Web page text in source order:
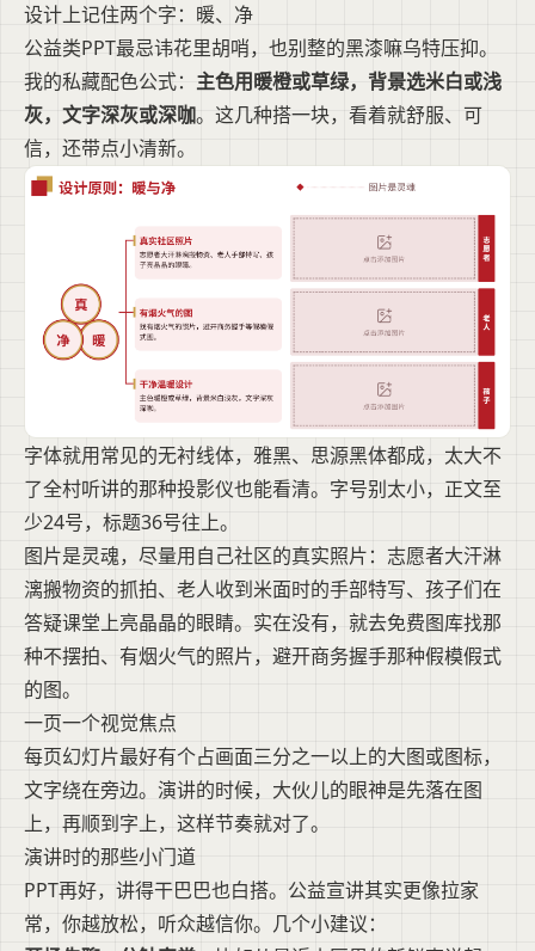
设计上记住两个字：暖、净
公益类PPT最忌讳花里胡哨，也别整的黑漆嘛乌特压抑。
我的私藏配色公式： 主色用暖橙或草绿，背景选米白或浅
灰，文字深灰或深咖。这几种搭一块，看着就舒服、可
信，还带点小清新。
字体就用常见的无衬线体，雅黑、思源黑体都成，太大不
了全村听讲的那种投影仪也能看清。字号别太小，正文至
少24号，标题36号往上。
图片是灵魂，尽量用自己社区的真实照片：志愿者大汗淋
漓搬物资的抓拍、老人收到米面时的手部特写、孩子们在
答疑课堂上亮晶晶的眼睛。实在没有，就去免费图库找那
种不摆拍、有烟火气的照片，避开商务握手那种假模假式
的图。
一页一个视觉焦点
每页幻灯片最好有个占画面三分之一以上的大图或图标，
文字绕在旁边。演讲的时候，大伙儿的眼神是先落在图
上，再顺到字上，这样节奏就对了。
演讲时的那些小门道
PPT再好，讲得干巴巴也白搭。公益宣讲其实更像拉家
常，你越放松，听众越信你。几个小建议：